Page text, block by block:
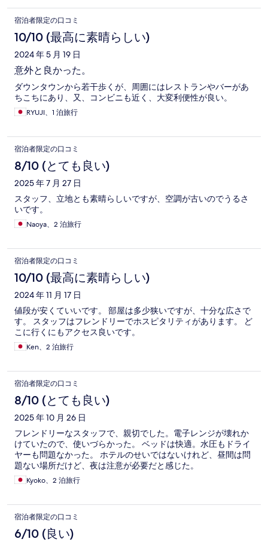
宿泊者限定の口コミ
10/10 (最高に素晴らしい)
2024 年 5 月 19 日
意外と良かった。
ダウンタウンから若干歩くが、周囲にはレストランやバーがあ
ちこちにあり、又、コンビニも近く、大変利便性が良い。
RYUJI、1 泊旅行
宿泊者限定の口コミ
8/10 (とても良い)
2025 年 7 月 27 日
スタッフ、立地とも素晴らしいですが、空調が古いのでうるさ
いです。
Naoya、2 泊旅行
宿泊者限定の口コミ
10/10 (最高に素晴らしい)
2024 年 11 月 17 日
値段が安くていいです。 部屋は多少狭いですが、十分な広さで
す。 スタッフはフレンドリーでホスピタリティがあります。 ど
こに行くにもアクセス良いです。
Ken、2 泊旅行
宿泊者限定の口コミ
8/10 (とても良い)
2025 年 10 月 26 日
フレンドリーなスタッフで、親切でした。電子レンジが壊れか
けていたので、使いづらかった。 ベッドは快適。水圧もドライ
ヤーも問題なかった。 ホテルのせいではないけれど、昼間は問
題ない場所だけど、夜は注意が必要だと感じた。
Kyoko、2 泊旅行
宿泊者限定の口コミ
6/10 (良い)